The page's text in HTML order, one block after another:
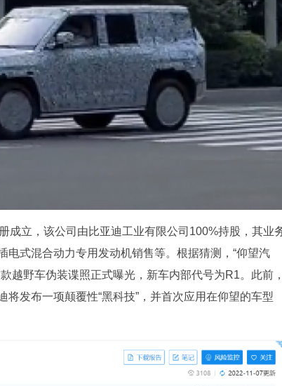
成立，该公司由比亚迪工业有限公司100%持股，其业
式混合动力专用发动机销售等。根据猜测，“仰望汽
越野车伪装谍照正式曝光，新车内部代号为R1。此前
发布一项颠覆性“黑科技”，并首次应用在仰望的车型